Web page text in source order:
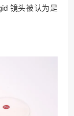
镜头被认为是